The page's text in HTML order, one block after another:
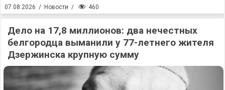
07.08.2026 / Новости / 460
Дело на 17,8 миллионов: два нечестных
белгородца выманили у 77-летнего жителя
Дзержинска крупную сумму